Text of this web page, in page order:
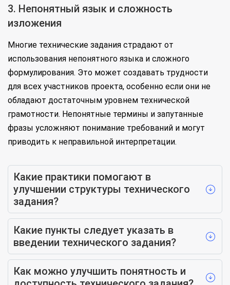
3. Непонятный язык и сложность
изложения
Многие технические задания страдают от
использования непонятного языка и сложного
формулирования. Это может создавать трудности
для всех участников проекта, особенно если они не
обладают достаточным уровнем технической
грамотности. Непонятные термины и запутанные
фразы усложняют понимание требований и могут
приводить к неправильной интерпретации.
Какие практики помогают в
улучшении структуры технического
задания?
Какие пункты следует указать в
введении технического задания?
Как можно улучшить понятность и